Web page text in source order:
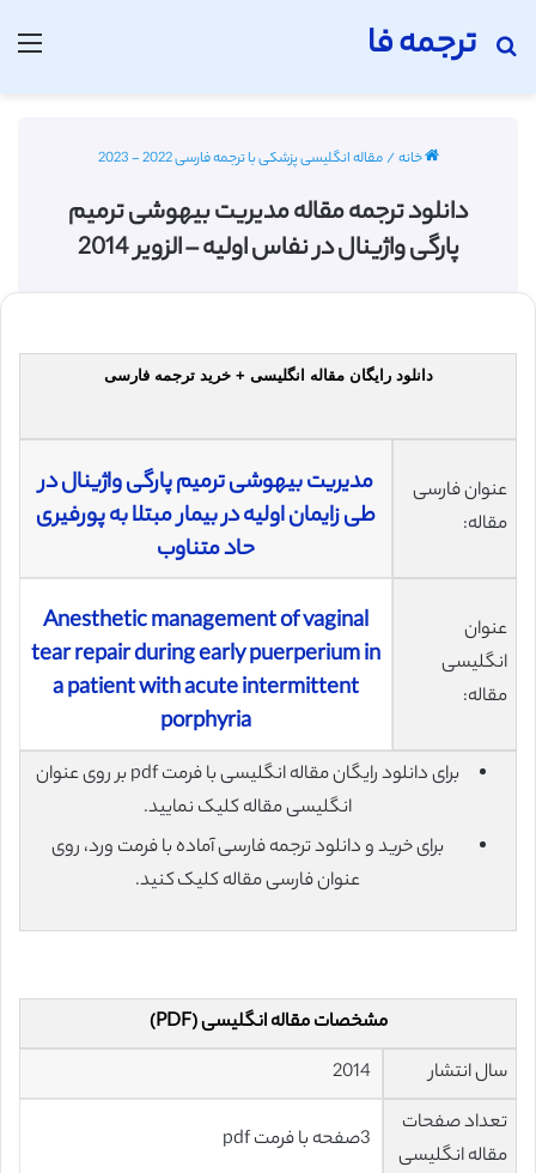
ترجمه فا
جستجو برای
خانه/مقاله انگلیسی پزشکی با ترجمه فارسی 2022 - 2023
دانلود ترجمه مقاله مدیریت بیهوشی ترمیم
پارگی واژینال در نفاس اولیه – الزویر 2014
دانلود رایگان مقاله انگلیسی + خرید ترجمه فارسی
عنوان فارسی
مقاله:
مدیریت بیهوشی ترمیم پارگی واژینال در
طی زایمان اولیه در بیمار مبتلا به پورفیری
حاد متناوب
عنوان
انگلیسی
مقاله:
Anesthetic management of vaginal
tear repair during early puerperium in
a patient with acute intermittent
porphyria
برای دانلود رایگان مقاله انگلیسی با فرمت pdf بر روی عنوان
انگلیسی مقاله کلیک نمایید.
برای خرید و دانلود ترجمه فارسی آماده با فرمت ورد، روی
عنوان فارسی مقاله کلیک کنید.
مشخصات مقاله انگلیسی (PDF)
سال انتشار
تعداد صفحات
مقاله انگلیسی